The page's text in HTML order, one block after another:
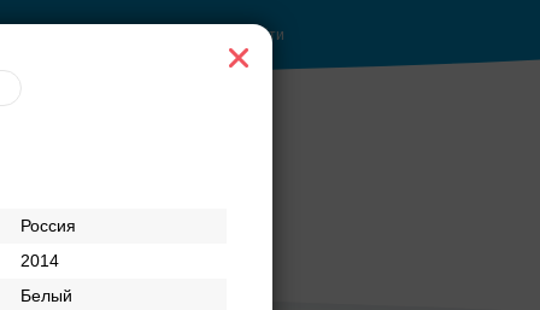
Россия
2014
Белый
Войти